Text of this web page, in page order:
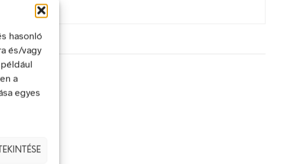
hasonló
és/vagy
a
egyes